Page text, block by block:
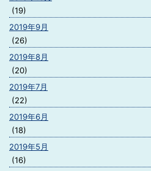
(19)
2019年9月
(26)
2019年8月
(20)
2019年7月
(22)
2019年6月
(18)
2019年5月
(16)